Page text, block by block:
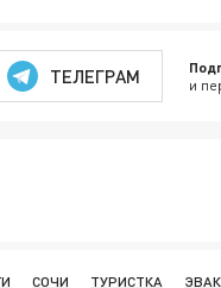
ТЕЛЕГРАМ и
СОЧИ ТУРИСТКА